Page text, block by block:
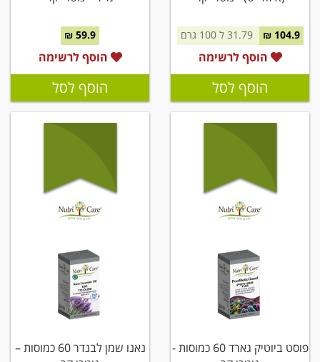
104.9 ₪ 31.79 ל 100 גרם
הוסף לרשימה
הוסף לסל
59.9 ₪
הוסף לרשימה
הוסף לסל
פוסט ביוטיק גארד 60 כמוסות -
נאנו שמן לבנדר 60 כמוסות –